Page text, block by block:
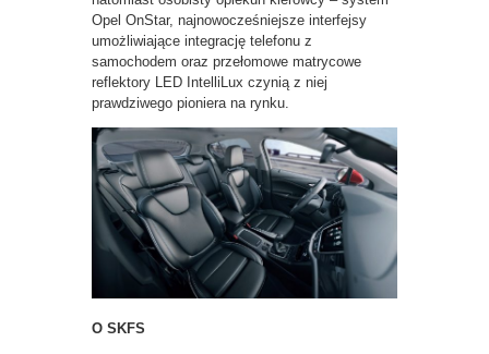
Opel OnStar, najnowocześniejsze interfejsy
umożliwiające integrację telefonu z
samochodem oraz przełomowe matrycowe
reflektory LED IntelliLux czynią z niej
prawdziwego pioniera na rynku.
O SKFS